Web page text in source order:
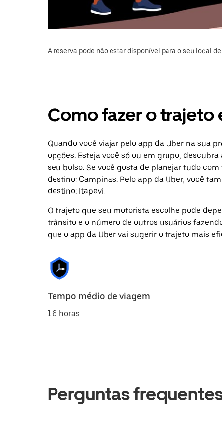
A reserva pode não estar disponível para o seu local
Como fazer o trajeto
Quando você viajar pelo app da Uber na sua
opções. Esteja você só ou em grupo,
seu bolso. Se você gosta de planejar tudo
destino: Campinas. Pelo app da Uber, você
destino: Itapevi.
O trajeto que seu motorista escolhe pode
trânsito e o número de outros usuários
que o app da Uber vai sugerir o trajeto mais
Tempo médio de viagem
1.6 horas
Perguntas